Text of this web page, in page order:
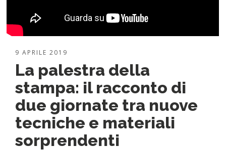
9 APRILE 2019
La palestra della
stampa: il racconto di
due giornate tra nuove
tecniche e materiali
sorprendenti